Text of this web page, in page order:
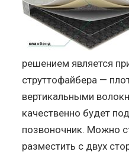
решением является
струттофайбера —
вертикальными
качественно будет
позвоночник. Можно
разместить с двух